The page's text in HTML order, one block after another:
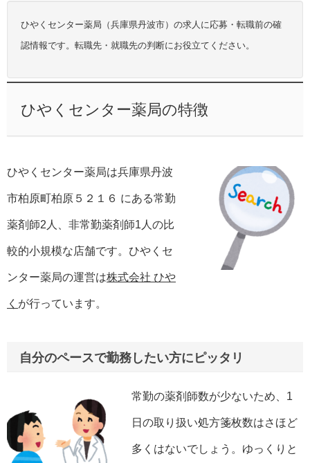
ひやくセンター薬局（兵庫県丹波市）の求人に応募・転職前の確
認情報です。転職先・就職先の判断にお役立てください。
ひやくセンター薬局の特徴
ひやくセンター薬局は兵庫県丹波
市柏原町柏原５２１６ にある常勤
薬剤師2人、非常勤薬剤師1人の比
較的小規模な店舗です。ひやくセ
ンター薬局の運営は株式会社 ひや
く が行っています。
自分のペースで勤務したい方にピッタリ
常勤の薬剤師数が少ないため、1
日の取り扱い処方箋枚数はさほど
多くはないでしょう。ゆっくりと